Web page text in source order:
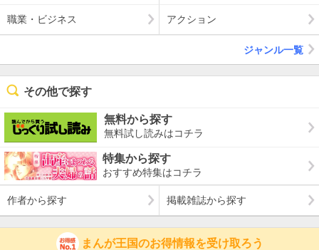
職業・ビジネス アクション
ジャンル一覧
その他で探す
無料から探す
無料試し読みはコチラ
特集から探す
おすすめ特集はコチラ
作者から探す 掲載雑誌から探す
まんが王国のお得情報を受け取ろう